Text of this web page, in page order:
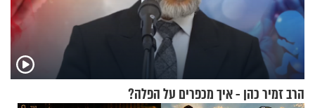
הרב זמיר כהן - איך מכפרים על הפלה?